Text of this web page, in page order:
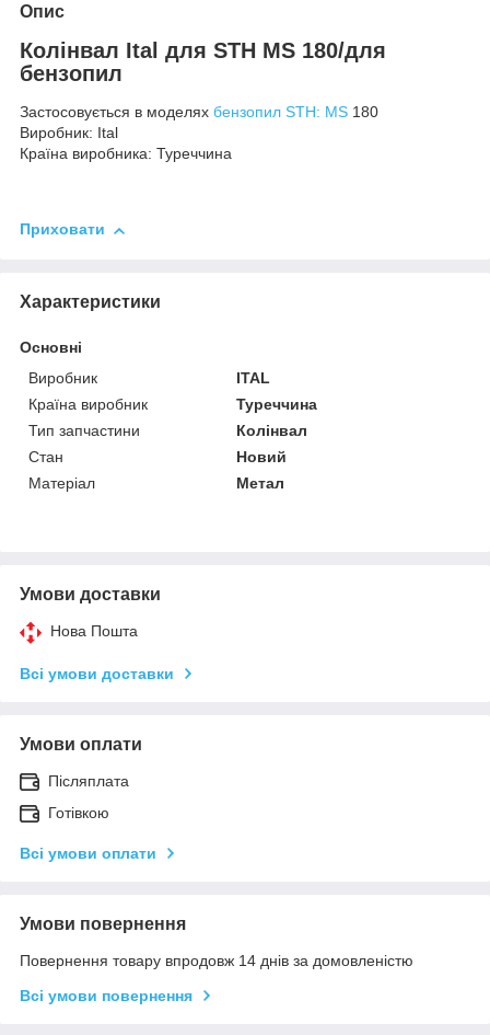
Опис
Колінвал Ital для STH MS 180/для
бензопил
Застосовується в моделях бензопил STH: MS 180
Виробник: Ital
Країна виробника: Туреччина
Приховати
Характеристики
Основні
Виробник
ITAL
Країна виробник
Туреччина
Тип запчастини
Колінвал
Стан
Новий
Матеріал
Метал
Умови доставки
Нова Пошта
Всі умови доставки
Умови оплати
Післяплата
Готівкою
Всі умови оплати
Умови повернення
Повернення товару впродовж 14 днів за домовленістю
Всі умови повернення